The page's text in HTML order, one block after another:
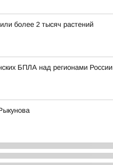
более 2 тысяч растений
БПЛА над регионами России